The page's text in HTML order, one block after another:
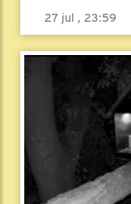
27 jul , 23:59